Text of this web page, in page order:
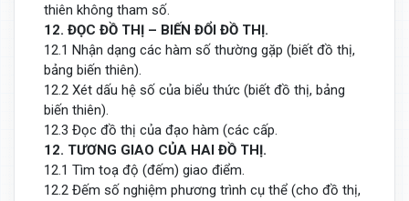
thiên không tham số.
12. ĐỌC ĐỒ THỊ – BIẾN ĐỔI ĐỒ THỊ.
12.1 Nhận dạng các hàm số thường gặp (biết đồ thị,
bảng biến thiên).
12.2 Xét dấu hệ số của biểu thức (biết đồ thị, bảng
biến thiên).
12.3 Đọc đồ thị của đạo hàm (các cấp.
12. TƯƠNG GIAO CỦA HAI ĐỒ THỊ.
12.1 Tìm toạ độ (đếm) giao điểm.
12.2 Đếm số nghiệm phương trình cụ thể (cho đồ thị,